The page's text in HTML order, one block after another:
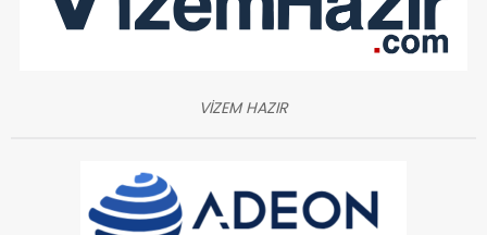
VİZEM HAZIR